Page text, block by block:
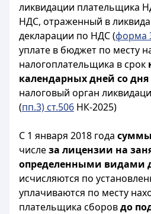
ликвидации плательщика
НДС, отраженный в
декларации по НДС (форма
уплате в бюджет по месту
налогоплательщика в срок
календарных дней со дня
налоговый орган
(пп.3) ст.506 НК-2025)
С 1 января 2018 года
числеза лицензии на
определенными видами
исчисляются по
уплачиваются по месту
плательщика сборовдо